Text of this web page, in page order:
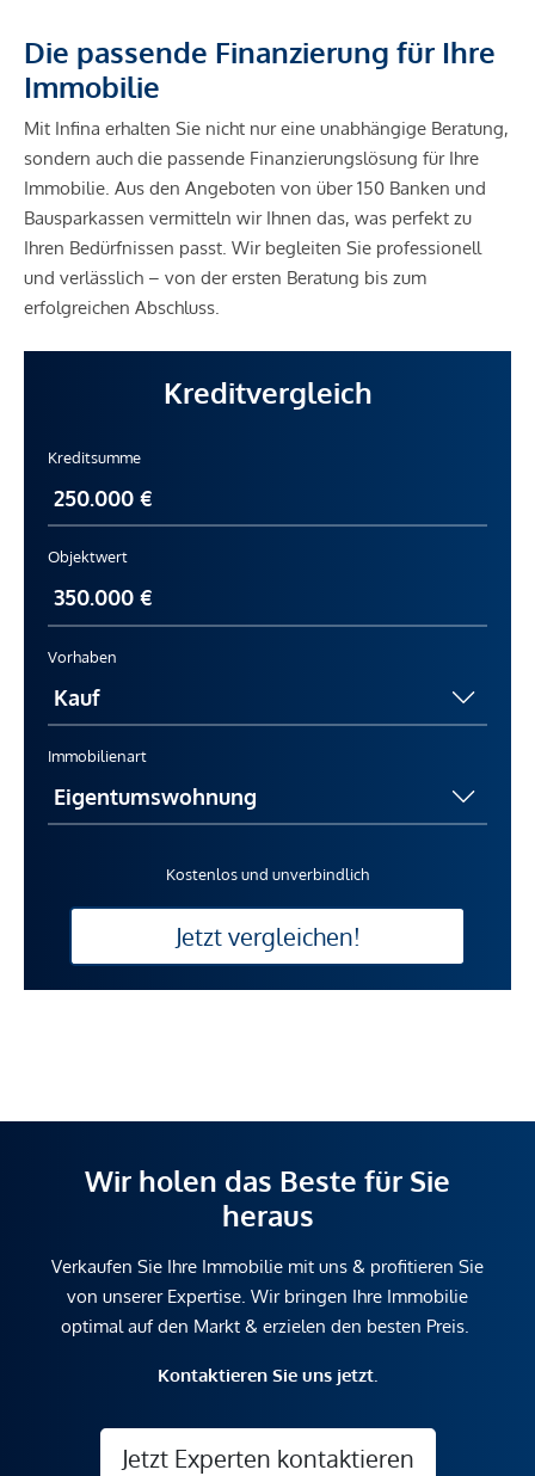
Die passende Finanzierung für Ihre
Immobilie
Mit Infina erhalten Sie nicht nur eine unabhängige Beratung,
sondern auch die passende Finanzierungslösung für Ihre
Immobilie. Aus den Angeboten von über 150 Banken und
Bausparkassen vermitteln wir Ihnen das, was perfekt zu
Ihren Bedürfnissen passt. Wir begleiten Sie professionell
und verlässlich – von der ersten Beratung bis zum
erfolgreichen Abschluss.
Kreditvergleich
Kreditsumme
Objektwert
Vorhaben
Immobilienart
Kostenlos und unverbindlich
Jetzt vergleichen!
Wir holen das Beste für Sie
heraus
Verkaufen Sie Ihre Immobilie mit uns & profitieren Sie
von unserer Expertise. Wir bringen Ihre Immobilie
optimal auf den Markt & erzielen den besten Preis.
Kontaktieren Sie uns jetzt.
Jetzt Experten kontaktieren